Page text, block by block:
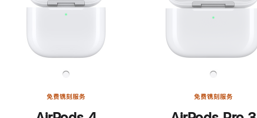
免费镌刻服务 免费镌刻服务